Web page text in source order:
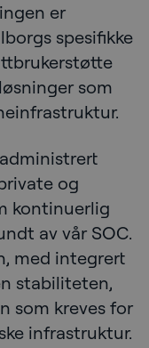
er
spesifikke
som
og
kontinuerlig
av vår SOC.
med integrert
stabiliteten,
som kreves for
infrastruktur.